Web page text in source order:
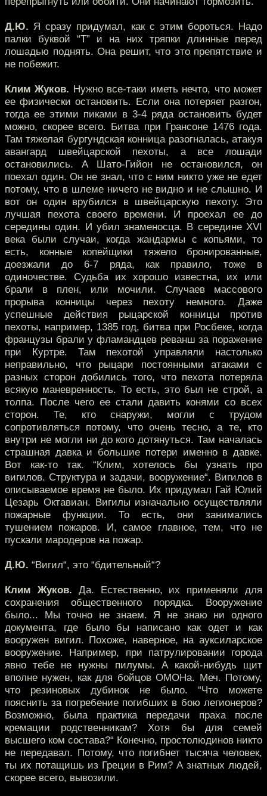
Д.Ю. Я сразу придумал, как с этим бороться. Надо
палки буквой “Т” и на них тряпки длинные перед
лошадью поднять. Она решит, что это препятствие и
не побежит.
Клим Жуков. Нужно все-таки иметь нечто, что может
ее физически остановить. Если она потеряет разгон,
тогда ее этими пиками в 3-4 ряда остановить будет
можно, скорее всего. Битва при Грансоне 1476 года.
Там тяжелая бургундская конница разогналась, атакуя
авангард швейцарской пехоты, а все лошади
остановились. А Шато-Гийон не остановился, он
поехал один. Он не знал, что с ним никто уже не едет
потому, что в шлеме ничего не видно и не слышно. И
вот он один врубился в швейцарскую пехоту. Это
лучшая пехота своего времени. И проехал ее до
середины один. И убил знаменосца. В середине XVI
века были случаи, когда жандармы с копьями, то
есть, конные копейщики тяжело бронированные,
доезжали до 6-7 ряда, как правило, тоже в
одиночестве. Судьба их хорошо известна, их или
брали в плен, или мочили. Случаев массового
прорыва конницы через пехоту немного. Даже
успешные действия рыцарской конницы против
пехоты, например, 1385 год, битва при Росбеке, когда
французы брали у фламандцев реванш за поражение
при Куртре. Там пехотой управляли настолько
неправильно, что рыцари постоянными атаками с
разных сторон добились того, что пехота потеряла
всякую маневренность. То есть, это был не строй, а
толпа. После чего ее стали давить конями со всех
сторон. Те, кто снаружи, могли с трудом
сопротивляться потому, что очень тесно, а те, кто
внутри не могли ни до кого дотянуться. Там началась
страшная давка и большие потери именно в давке.
Вот как-то так. “Клим, хотелось бы узнать про
вигилов. Структура и задачи, вооружение“. Вигилов в
описываемое время не было. Их придумал Гай Юлий
Цезарь Октавиан. Вигилы изначально осуществляли
пожарные функции. То есть, они занимались
тушением пожаров. И, самое главное, тем, что не
пускали мародеров на пожар.
Д.Ю. “Вигил“, это “бдительный“?
Клим Жуков. Да. Естественно, их применяли для
сохранения общественного порядка. Вооружение
было... Мы точно не знаем. Я не знаю ни одного
документа, где было бы написано как одет и как
вооружен вигил. Похоже, наверное, на ауксиларское
вооружение. Например, при патрулировании города
явно тебе не нужны пилумы. А какой-нибудь щит
вполне нужен, как для бойцов ОМОНа. Меч. Потому,
что резиновых дубинок не было. “Что можете
пояснить за погребение погибших в бою легионеров?
Возможно, была практика передачи праха после
кремации родственникам? Хотя бы для семей
высшего ком состава?“ Конечно, простолюдинов никто
не передавал. Потому, что погибнет тысяча человек,
ты их потащишь из Греции в Рим? А знатных людей,
скорее всего, вывозили.